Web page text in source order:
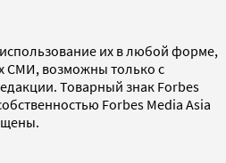
их в любой форме,
СМИ, возможны только с
Товарный знак Forbes
Forbes Media Asia